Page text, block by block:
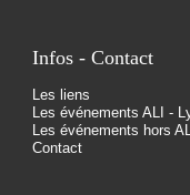
Infos - Contact
Les liens
Les événements ALI -
Les événements hors
Contact